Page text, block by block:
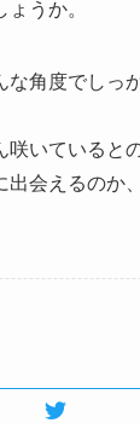
うか。
角度でしっ
いていると
会えるのか